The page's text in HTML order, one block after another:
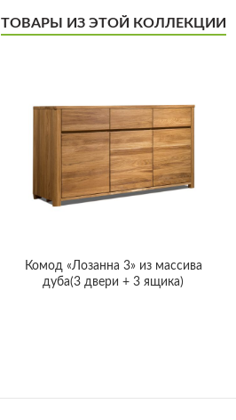
ТОВАРЫ ИЗ ЭТОЙ КОЛЛЕКЦИИ
Комод «Лозанна 3» из массива
дуба(3 двери + 3 ящика)